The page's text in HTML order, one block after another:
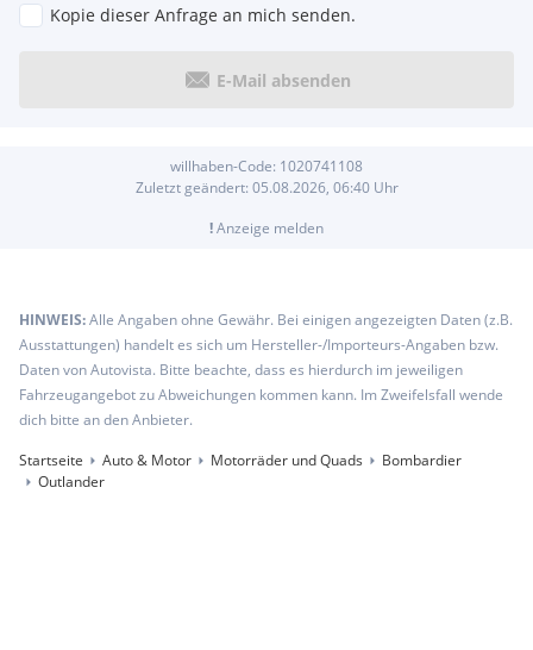
Kopie dieser Anfrage an mich senden.
E-Mail absenden
willhaben-Code: 1020741108
Zuletzt geändert: 05.08.2026, 06:40Uhr
!Anzeige melden
HINWEIS:Alle Angaben ohne Gewähr. Bei einigen angezeigten Daten (z.B.
Ausstattungen) handelt es sich um Hersteller-/Importeurs-Angaben bzw.
Daten von Autovista. Bitte beachte, dass es hierdurch im jeweiligen
Fahrzeugangebot zu Abweichungen kommen kann. Im Zweifelsfall wende
dich bitte an den Anbieter.
Startseite
Auto & Motor Motorräder und Quads
Bombardier
Outlander